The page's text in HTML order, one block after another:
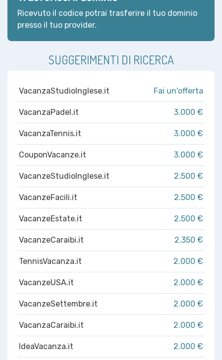
Ricevuto il codice potrai trasferire il tuo dominio
presso il tuo provider.
SUGGERIMENTI DI RICERCA
VacanzaStudioInglese.it Fai un'offerta
VacanzaPadel.it 3.000 €
VacanzaTennis.it 3.000 €
CouponVacanze.it 3.000 €
VacanzeStudioInglese.it 2.500 €
VacanzeFacili.it 2.500 €
VacanzeEstate.it 2.500 €
VacanzeCaraibi.it 2.350 €
TennisVacanza.it 2.000 €
VacanzeUSA.it 2.000 €
VacanzeSettembre.it 2.000 €
VacanzaCaraibi.it 2.000 €
IdeaVacanza.it 2.000 €